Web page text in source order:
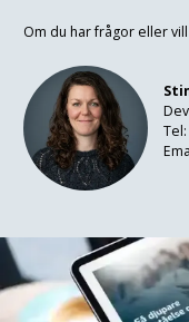
Om du har frågor eller
Tel: